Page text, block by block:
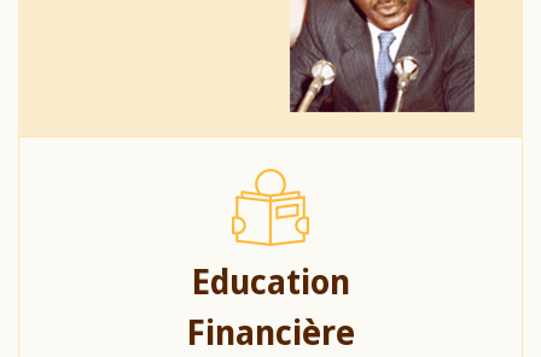
Education
Financière